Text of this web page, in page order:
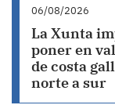
06/08/2026
La Xunta
poner en
de costa
norte a sur